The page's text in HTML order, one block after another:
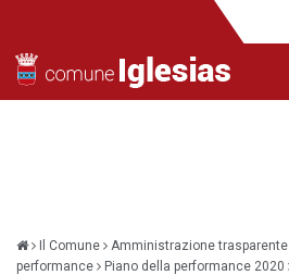
Il Comune Amministrazione trasparente
performance
Piano della performance 2020